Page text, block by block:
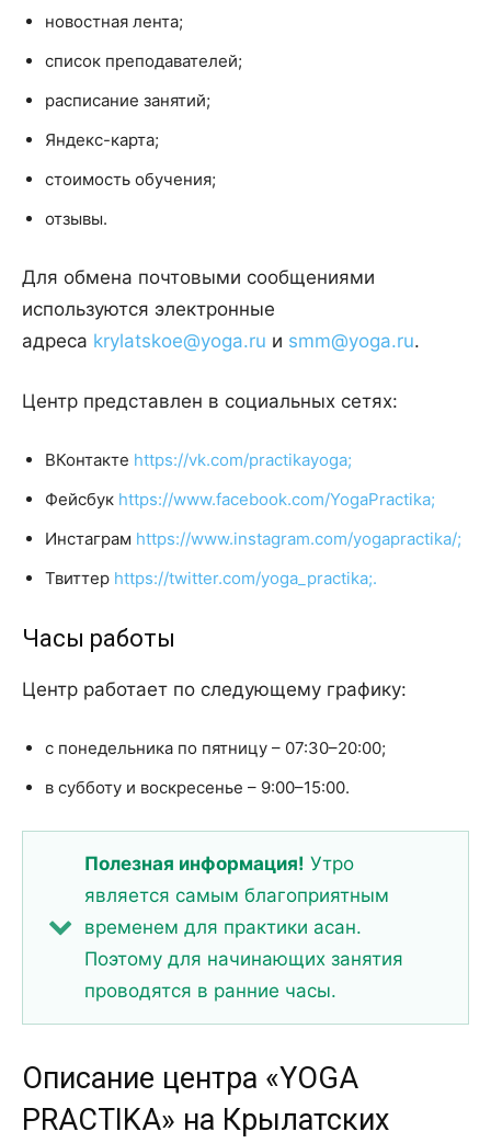
новостная лента;
список преподавателей;
расписание занятий;
Яндекс-карта;
стоимость обучения;
отзывы.
Для обмена почтовыми сообщениями
используются электронные
адреса krylatskoe@yoga.ru и smm@yoga.ru.
Центр представлен в социальных сетях:
ВКонтакте https://vk.com/practikayoga;
Фейсбук https://www.facebook.com/YogaPractika;
Инстаграм https://www.instagram.com/yogapractika/;
Твиттер https://twitter.com/yoga_practika;.
Часы работы
Центр работает по следующему графику:
с понедельника по пятницу – 07:30–20:00;
в субботу и воскресенье – 9:00–15:00.
Полезная информация! Утро
является самым благоприятным
временем для практики асан.
Поэтому для начинающих занятия
проводятся в ранние часы.
Описание центра «YOGA
PRACTIKA» на Крылатских